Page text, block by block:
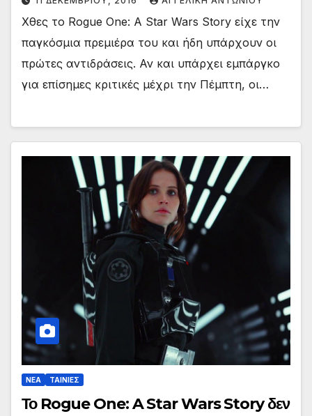
Χθες το Rogue One: A Star Wars Story είχε την
παγκόσμια πρεμιέρα του και ήδη υπάρχουν οι
πρώτες αντιδράσεις. Αν και υπάρχει εμπάργκο
για επίσημες κριτικές μέχρι την Πέμπτη, οι…
ΝΕΑ ΤΑΙΝΙΕΣ
Το Rogue One: A Star Wars Story δεν